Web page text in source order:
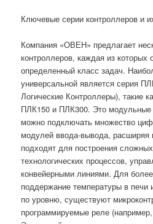
Ключевые серии контроллеров и
Компания «ОВЕН» предлагает
контроллеров, каждая из которых
определенный класс задач.
универсальной является серия
Логические Контроллеры), такие
ПЛК150 и ПЛК300. Это модульные
можно подключать множество
модулей ввода-вывода, расширяя
подходят для построения
технологических процессов,
конвейерными линиями. Для
поддержание температуры в печи
по уровню, существуют
программируемые реле